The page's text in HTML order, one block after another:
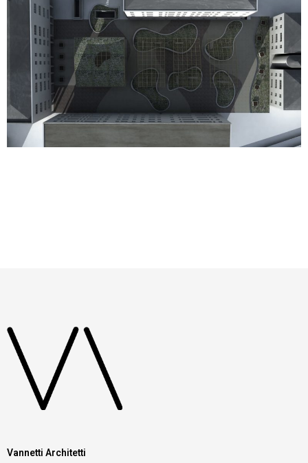
Vannetti Architetti